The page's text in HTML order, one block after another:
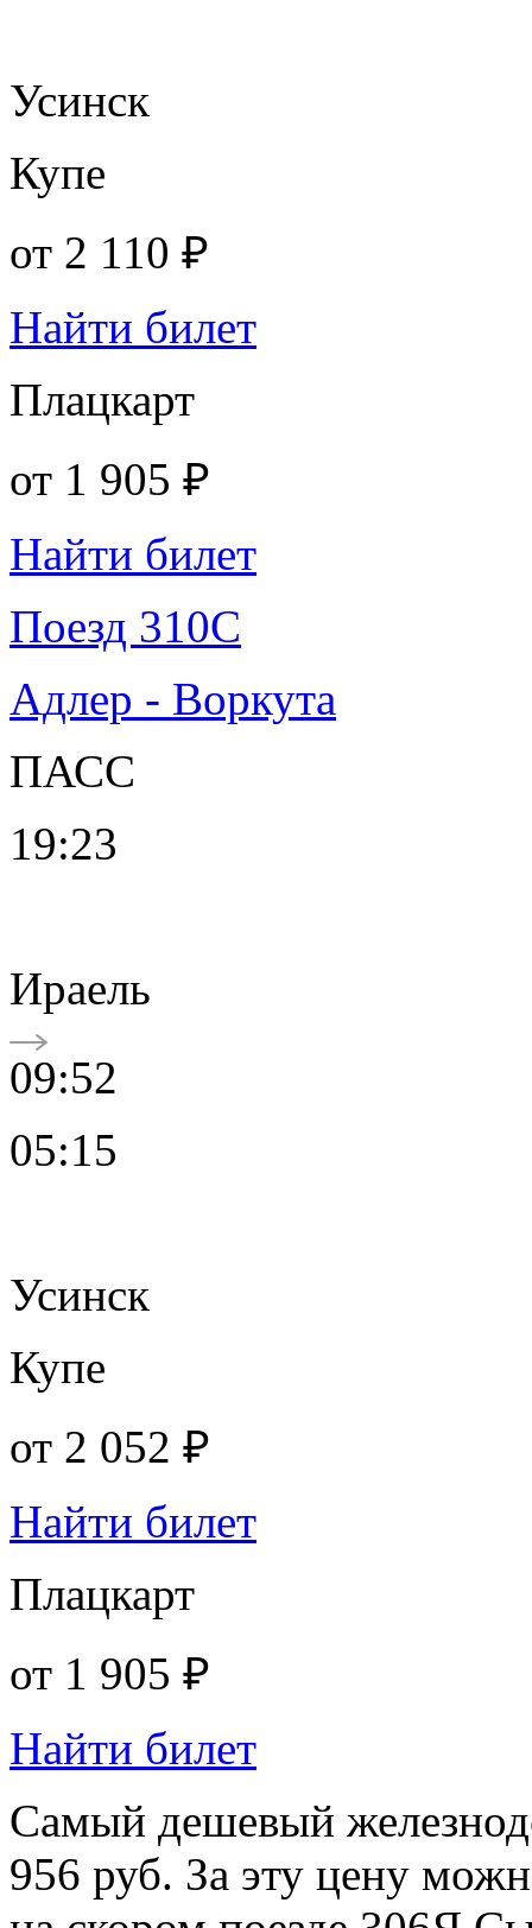
Усинск
Купе
от 2 110 ₽
Найти билет
Плацкарт
от 1 905 ₽
Найти билет
Поезд 310С
Адлер - Воркута
ПАСС
19:23
Ираель
09:52
05:15
Усинск
Купе
от 2 052 ₽
Найти билет
Плацкарт
от 1 905 ₽
Найти билет
Самый дешевый
956 руб. За эту цену